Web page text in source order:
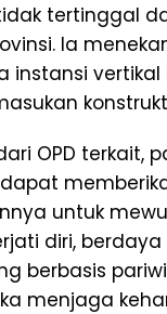
tertinggal
Ia
instansi
OPD
untuk
diri,
berbasis
menjaga